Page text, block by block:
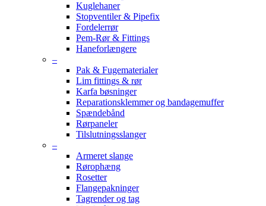
Kuglehaner
Stopventiler & Pipefix
Fordelerrør
Pem-Rør & Fittings
Haneforlængere
–
Pak & Fugematerialer
Lim fittings & rør
Karfa bøsninger
Reparationsklemmer og bandagemuffer
Spændebånd
Rørpaneler
Tilslutningsslanger
–
Armeret slange
Rørophæng
Rosetter
Flangepakninger
Tagrender og tag